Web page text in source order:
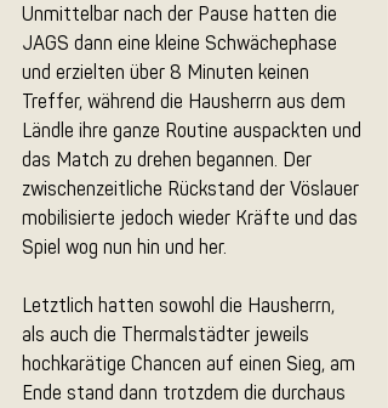
Unmittelbar nach der Pause hatten die
JAGS dann eine kleine Schwächephase
und erzielten über 8 Minuten keinen
Treffer, während die Hausherrn aus dem
Ländle ihre ganze Routine auspackten und
das Match zu drehen begannen. Der
zwischenzeitliche Rückstand der Vöslauer
mobilisierte jedoch wieder Kräfte und das
Spiel wog nun hin und her.
Letztlich hatten sowohl die Hausherrn,
als auch die Thermalstädter jeweils
hochkarätige Chancen auf einen Sieg, am
Ende stand dann trotzdem die durchaus